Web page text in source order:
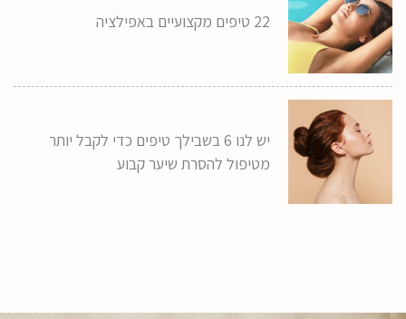
22 טיפים מקצועיים באפילציה
יש לנו 6 בשבילך טיפים כדי לקבל יותר
מטיפול להסרת שיער קבוע